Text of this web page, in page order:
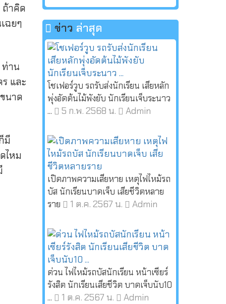
ถ้าคิด
ฉยๆ
ท่าน
และ
นาด
มี
ไหม
ข่าว ล่าสุด
โชเฟอร์วูบ รถรับส่งนักเรียน เสียหลัก
พุ่งอัดต้นไม้พังยับ นักเรียนเจ็บระนาว
...
5 ก.พ. 2568 น. Admin
เปิดภาพความเสียหาย เหตุไฟไหม้รถ
บัส นักเรียนบาดเจ็บ เสียชีวิตหลาย
ราย
1 ต.ค. 2567 น. Admin
ด่วน ไฟไหม้รถบัสนักเรียน หน้าเซียร์
รังสิต นักเรียนเสียชีวิต บาดเจ็บนับ10
...
1 ต.ค. 2567 น. Admin